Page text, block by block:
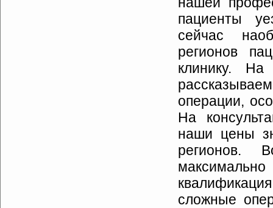
пациенты
сейчас
регионов
клинику.
операции,
На
наши цены
регионов.
сложные